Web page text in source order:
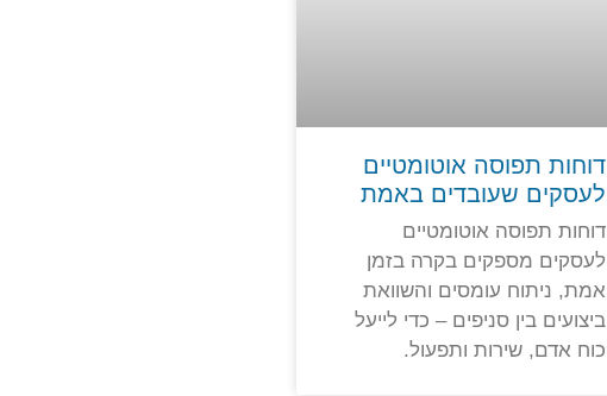
דוחות תפוסה אוטומטיים
לעסקים שעובדים באמת
דוחות תפוסה אוטומטיים
לעסקים מספקים בקרה בזמן
אמת, ניתוח עומסים והשוואת
ביצועים בין סניפים – כדי לייעל
כוח אדם, שירות ותפעול.